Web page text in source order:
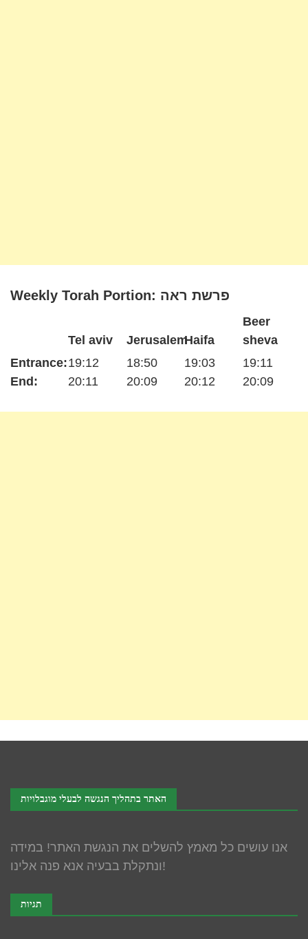
Weekly Torah Portion: פרשת ראה
Entrance:
End:
Tel aviv
19:12
20:11
Jerusalem
18:50
20:09
Haifa
19:03
20:12
Beer
sheva
19:11
20:09
האתר בתהליך הנגשה לבעלי מוגבלויות
אנו עושים כל מאמץ להשלים את הנגשת האתר! במידה
ונתקלת בבעיה אנא פנה אלינו!
תגיות